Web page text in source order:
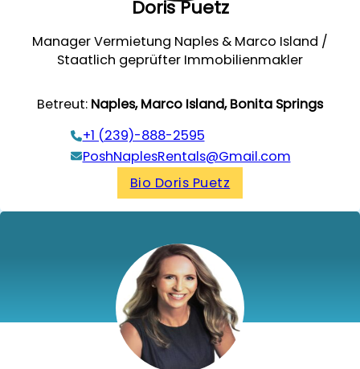
Doris Puetz
Manager Vermietung Naples & Marco Island /
Staatlich geprüfter Immobilienmakler
Betreut: Naples, Marco Island, Bonita Springs
+1 (239)-888-2595
PoshNaplesRentals@Gmail.com
Bio Doris Puetz